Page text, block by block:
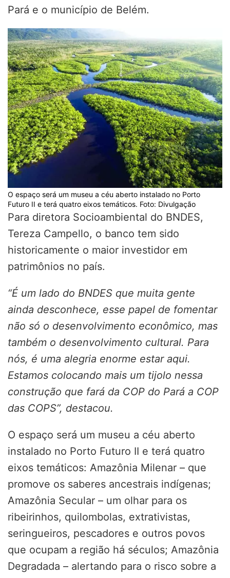
Pará e o município de Belém.
O espaço será um museu a céu aberto instalado no Porto
Futuro II e terá quatro eixos temáticos. Foto: Divulgação
Para diretora Socioambiental do BNDES,
Tereza Campello, o banco tem sido
historicamente o maior investidor em
patrimônios no país.
“É um lado do BNDES que muita gente
ainda desconhece, esse papel de fomentar
não só o desenvolvimento econômico, mas
também o desenvolvimento cultural. Para
nós, é uma alegria enorme estar aqui.
Estamos colocando mais um tijolo nessa
construção que fará da COP do Pará a COP
das COPS”, destacou.
O espaço será um museu a céu aberto
instalado no Porto Futuro II e terá quatro
eixos temáticos: Amazônia Milenar – que
promove os saberes ancestrais indígenas;
Amazônia Secular – um olhar para os
ribeirinhos, quilombolas, extrativistas,
seringueiros, pescadores e outros povos
que ocupam a região há séculos; Amazônia
Degradada – alertando para o risco sobre a